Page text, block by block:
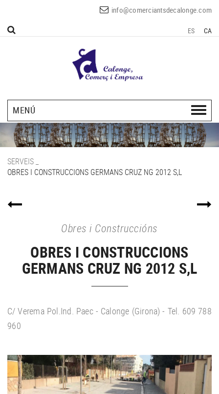
info@comerciantsdecalonge.com
ES CA
MENÚ
SERVEIS
OBRES I CONSTRUCCIONS GERMANS CRUZ NG 2012 S,L
Obres i Construccións
OBRES I CONSTRUCCIONS
GERMANS CRUZ NG 2012 S,L
C/ Verema Pol.Ind. Paec - Calonge (Girona) - Tel. 609 788
960